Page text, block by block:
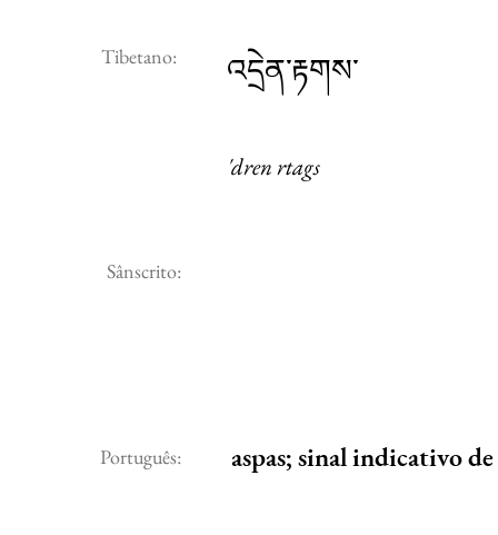
Tibetano: འདྲེན་རྟགས་
'dren rtags
Sânscrito:
Português: aspas; sinal indicativo